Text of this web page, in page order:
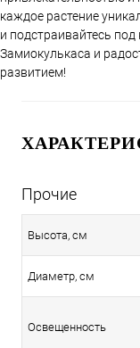
каждое растение
и подстраивайтесь
Замиокулькаса и
развитием!
Прочие
Высота, см
Диаметр, см
Освещенность